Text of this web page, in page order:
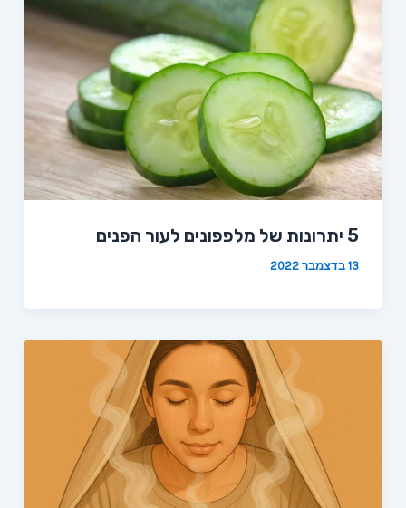
5 יתרונות של מלפפונים לעור הפנים
13 בדצמבר 2022